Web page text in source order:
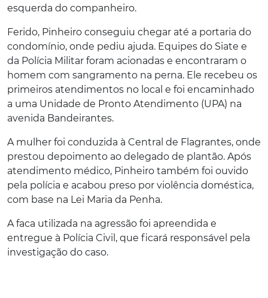
esquerda do companheiro.
Ferido, Pinheiro conseguiu chegar até a portaria do
condomínio, onde pediu ajuda. Equipes do Siate e
da Polícia Militar foram acionadas e encontraram o
homem com sangramento na perna. Ele recebeu os
primeiros atendimentos no local e foi encaminhado
a uma Unidade de Pronto Atendimento (UPA) na
avenida Bandeirantes.
A mulher foi conduzida à Central de Flagrantes, onde
prestou depoimento ao delegado de plantão. Após
atendimento médico, Pinheiro também foi ouvido
pela polícia e acabou preso por violência doméstica,
com base na Lei Maria da Penha.
A faca utilizada na agressão foi apreendida e
entregue à Polícia Civil, que ficará responsável pela
investigação do caso.